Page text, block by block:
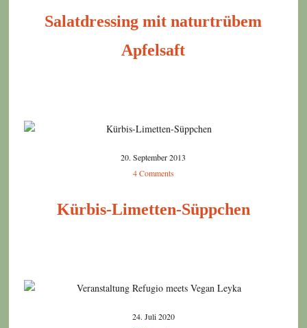
Salatdressing mit naturtrübem
Apfelsaft
20. September 2013
4 Comments
Kürbis-Limetten-Süppchen
24. Juli 2020